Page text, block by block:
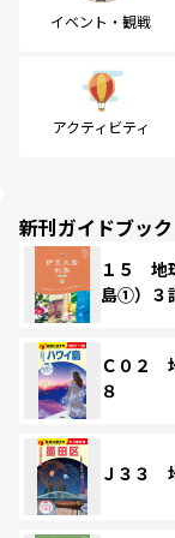
イベント・観戦
アクティビティ
新刊ガイドブック
１５ 地
島①）３
Ｃ０２
８
Ｊ３３